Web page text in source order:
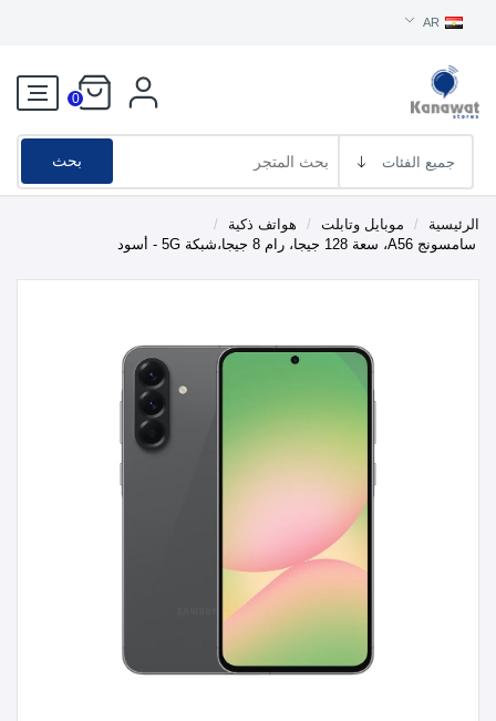
AR
0
بحث
الرئيسية / موبايل وتابلت / هواتف ذكية
/
سامسونج A56، سعة 128 جيجا، رام 8 جيجا،شبكة 5G - أسود